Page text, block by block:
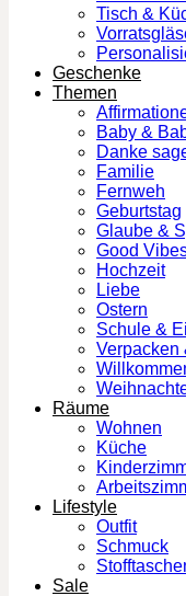
Tisch &
Geschenke
Themen
Baby &
Danke
Familie
Fernweh
Geburtstag
Glaube &
Good
Hochzeit
Liebe
Ostern
Schule &
Verpacken
Räume
Wohnen
Küche
Lifestyle
Outfit
Schmuck
Sale